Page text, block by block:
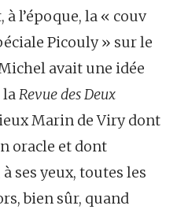
à l’époque, la « couv
Picouly » sur le
avait une idée
laRevue des Deux
Marin de Viry dont
oracle et dont
ses yeux, toutes les
bien sûr, quand